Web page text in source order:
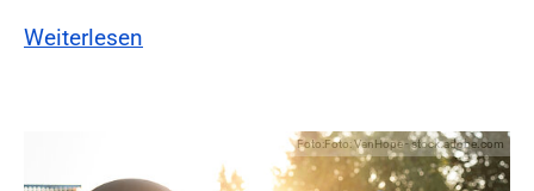
Weiterlesen
Foto:Foto: VanHope - stock.adobe.com